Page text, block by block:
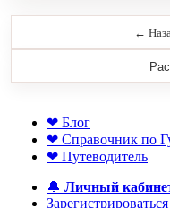
←
❤ Блог
❤ Справочник по
❤ Путеводитель
🔔 Личный
Зарегистрироваться